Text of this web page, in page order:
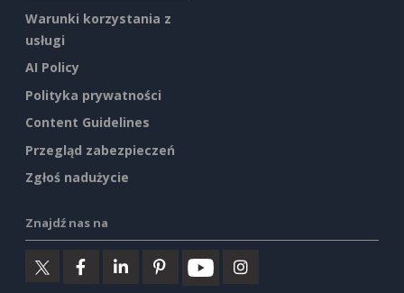
Warunki korzystania z
usługi
AI Policy
Polityka prywatności
Content Guidelines
Przegląd zabezpieczeń
Zgłoś nadużycie
Znajdź nas na